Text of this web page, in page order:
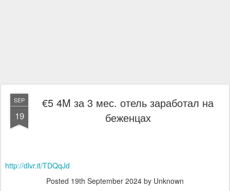
SEP
19
€5 4M за 3 мес. отель заработал на
беженцах
http://dlvr.it/TDQqJd
Posted 19th September 2024 by Unknown